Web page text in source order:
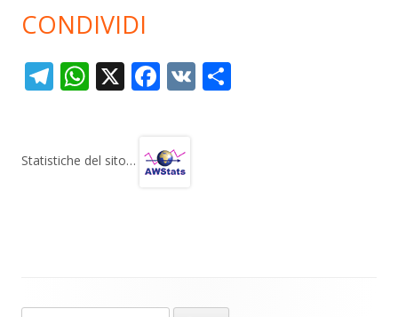
CONDIVIDI
T
gr
W
s
X F
b
V
Statistiche del sito…